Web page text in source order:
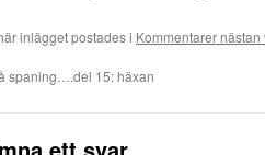
inlägget postades i Kommentarer nästan
spaning….del 15: häxan